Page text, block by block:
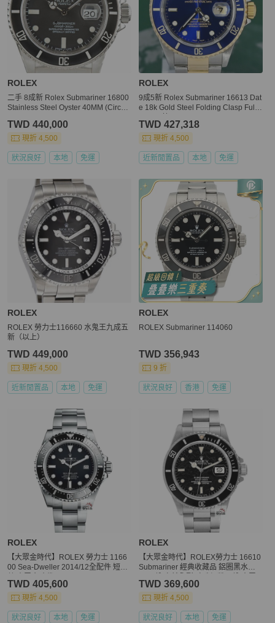
ROLEX
二手 8成新 Rolex Submariner 16800
Stainless Steel Oyster 40MM (Circa
TWD 440,000
現折 4,500
狀況良好 本地 免運
ROLEX
9成5新 Rolex Submariner 16613 Dat
e 18k Gold Steel Folding Clasp Full
TWD 427,318
現折 4,500
近新閒置品 本地 免運
ROLEX
ROLEX 勞力士116660 水鬼王九成五
新（以上）
TWD 449,000
現折 4,500
近新閒置品 本地 免運
ROLEX
ROLEX Submariner 114060
TWD 356,943
9 折
狀況良好 香港 免運
ROLEX
【大眾金時代】ROLEX 勞力士 1166
00 Sea-Dweller 2014/12全配件 短期
TWD 405,600
現折 4,500
狀況良好 本地 免運
ROLEX
【大眾金時代】ROLEX勞力士 16610
Submariner 經典收藏品 鋁圈黑水鬼T
金時代B1283
TWD 369,600
現折 4,500
狀況良好 本地 免運